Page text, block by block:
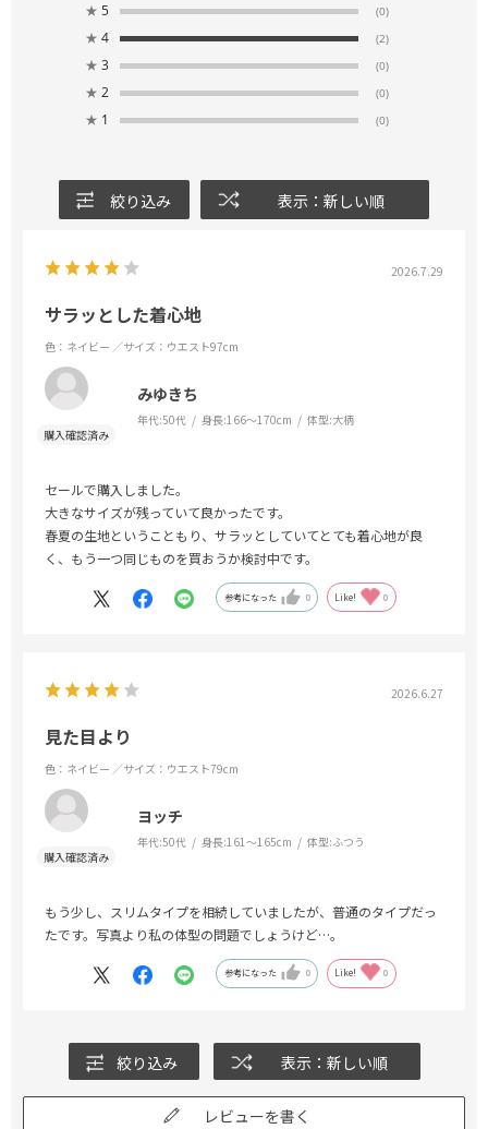
★ 5 (0)
★ 4 (2)
★ 3 (0)
★ 2 (0)
★ 1 (0)
絞り込み 表示：新しい順
2026.7.29
サラッとした着心地
色：ネイビー ／サイズ：ウエスト97cm
みゆきち
年代:50代 身長:166～170cm 体型:大柄
セールで購入しました。
大きなサイズが残っていて良かったです。
春夏の生地ということもり、サラッとしていてとても着心地が良
く、もう一つ同じものを買おうか検討中です。
参考になった 0 Like! 0
2026.6.27
見た目より
色：ネイビー ／サイズ：ウエスト79cm
ヨッチ
年代:50代 身長:161～165cm 体型:ふつう
もう少し、スリムタイプを相続していましたが、普通のタイプだっ
たです。写真より私の体型の問題でしょうけど…。
参考になった 0 Like! 0
絞り込み 表示：新しい順
レビューを書く